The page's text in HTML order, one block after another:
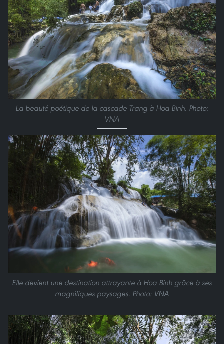
La beauté poétique de la cascade Trang à Hoa Binh. Photo:
VNA
Elle devient une destination attrayante à Hoa Binh grâce à ses
magnifiques paysages. Photo: VNA